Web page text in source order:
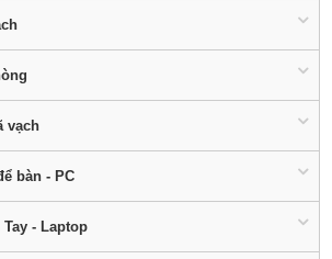
vạch
bàn - PC
Tay - Laptop